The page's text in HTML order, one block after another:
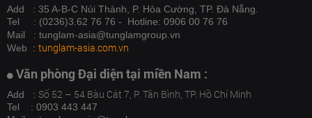
Add : 35 A-B-C Núi Thành, P. Hòa Cường, TP. Đà Nẵng
Tel
: (0236)3.62 76 76 - Hotline: 0906 00 76 76
Mail
: tunglam-asia@tunglamgroup.vn
Web : tunglam-asia.com.vn
Văn phòng Đại diện tại miền Nam :
Add : Số 52 – 54 Bàu Cát 7, P. Tân Bình, TP. Hồ Chí Minh
Tel : 0903 443 447